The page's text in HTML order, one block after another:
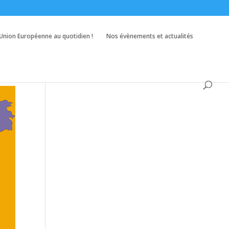
Européenne au quotidien ! Nos évènements et actualités